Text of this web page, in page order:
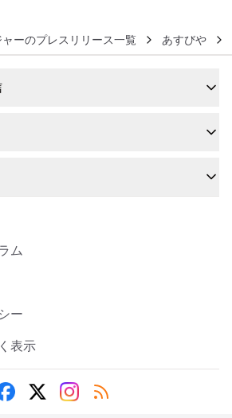
ーのプレスリリース一覧 あすびや
ム
ー
表示